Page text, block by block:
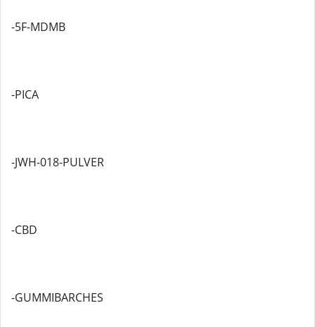
-5F-MDMB
-PICA
-JWH-018-PULVER
-CBD
-GUMMIBARCHES